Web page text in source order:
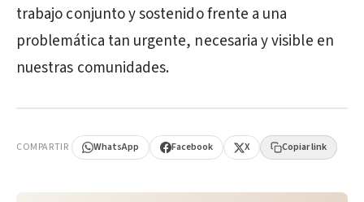
trabajo conjunto y sostenido frente a una
problemática tan urgente, necesaria y visible en
nuestras comunidades.
COMPARTIR WhatsApp Facebook X Copiar link